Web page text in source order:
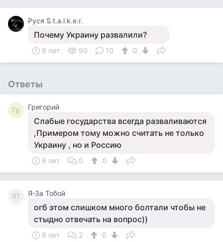
Руся S.t.a.l.k.e.r.
Почему Украину развалили?
6 лет 90 10 0
Ответы
Гр Григорий
Слабые государства всегда разваливаются
,Примером тому можно считать не только
Украину , но и Россию
6 лет 0 0
ЯТ Я-За Тобой
огб этом слишком много болтали чтобы не
стыдно отвечать на вопрос))
6 лет 2
0